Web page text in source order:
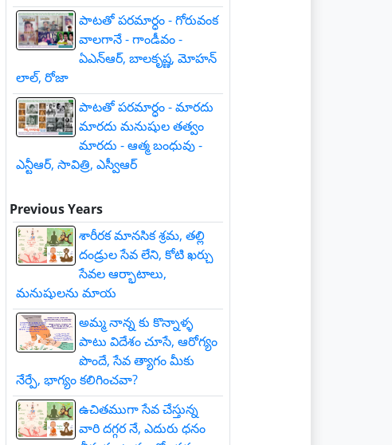
పాటతో పరమార్ధం - గోరువంక
వాలగానే - గాండీవం -
ఏఎన్ఆర్, బాలకృష్ణ, మోహన్
లాల్, రోజా
పాటతో పరమార్ధం - మారదు
మారదు మనుషుల తత్వం
మారదు - ఆత్మ బంధువు -
ఎన్టీఆర్, సావిత్రి, ఎస్వీఆర్
Previous Years
శారీరక మానసిక శ్రమ, తల్లి
దండ్రుల సేవ లేని, కోటి ఖర్చు
సేవల ఆర్భాటాలు,
మనుషులను మాయ
అమ్మ నాన్న కు కొన్నాళ్ళ
పాటు విదేశం చూసే, ఆరోగ్యం
పొందే, సేవ త్యాగం మీకు
నేర్పే, భాగ్యం కలిగించవా?
ఉచితముగా సేవ చేస్తున్న
వారి దగ్గర నే, ఎదురు ధనం